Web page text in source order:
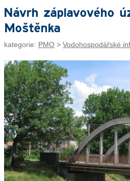
Návrh záplavového
Moštěnka
kategorie: PMO > Vodohospodářské